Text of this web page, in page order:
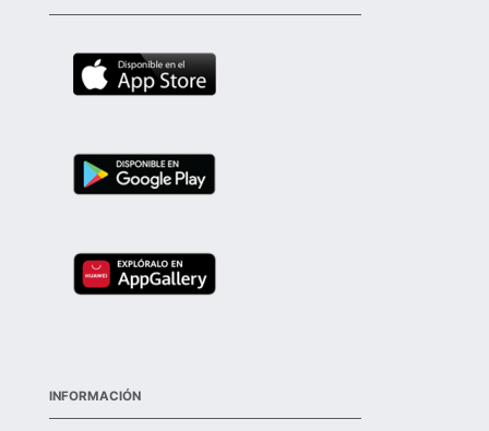
INFORMACIÓN